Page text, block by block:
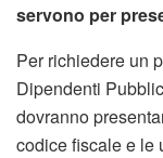
servono per
Per richiedere un
Dipendenti
dovranno
codice fiscale e le